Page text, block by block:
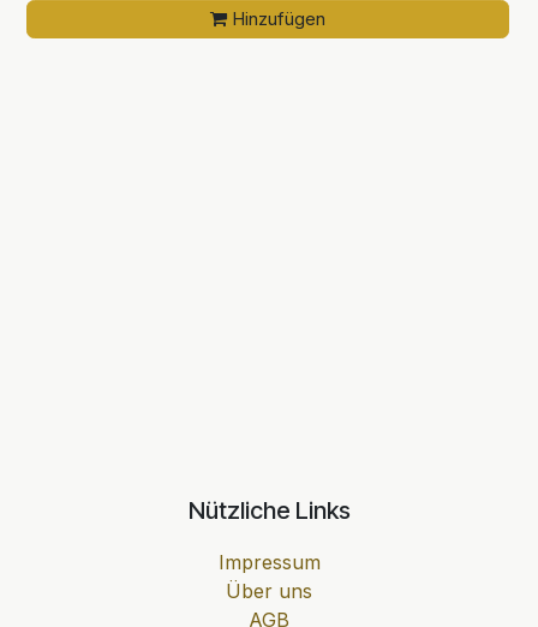
Hinzufügen
Nützliche Links
Impressum
Über uns
AGB